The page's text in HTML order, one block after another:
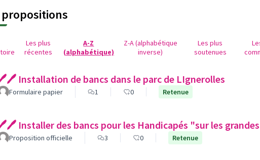
propositions
Les plus
récentes
A-Z
(alphabétique)
Z-A (alphabétique
inverse)
Les plus
soutenues
Installation de bancs dans le parc de LIgnerolles
Formulaire papier 1 0 Retenue
Installer des bancs pour les Handicapés "sur les
Proposition officielle 3 0 Retenue